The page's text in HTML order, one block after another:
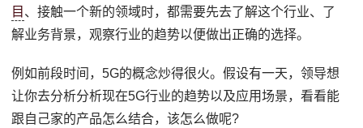
目 、接触一个新的领域时，都需要先去了解这个行业、了
解业务背景，观察行业的趋势以便做出正确的选择。
例如前段时间，5G的概念炒得很火。假设有一天，领导想
让你去分析分析现在5G行业的趋势以及应用场景，看看能
跟自己家的产品怎么结合，该怎么做呢?